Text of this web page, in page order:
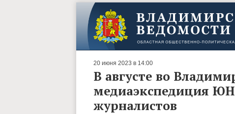
20 июня 2023 в 14:00
В августе во
медиаэкспедиция
журналистов